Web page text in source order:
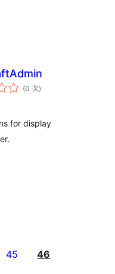
(0 次評
分)
for display
45 46